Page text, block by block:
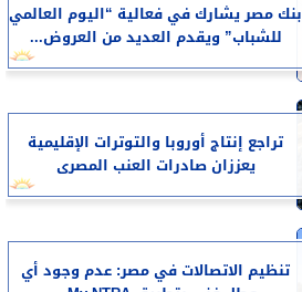
بنك مصر يشارك في فعالية “اليوم العالمي
للشباب” ويقدم العديد من العروض...
تراجع إنتاج أوروبا والتوترات الإقليمية
يعززان صادرات العنب المصرى
تنظيم الاتصالات في مصر: عدم وجود أي